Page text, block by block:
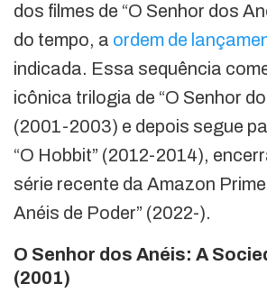
dos filmes de “O Senhor dos
do tempo, a ordem de
indicada. Essa sequência
icônica trilogia de “O Senhor
(2001-2003) e depois segue
“O Hobbit” (2012-2014),
série recente da Amazon
Anéis de Poder” (2022-).
O Senhor dos Anéis: A
(2001)